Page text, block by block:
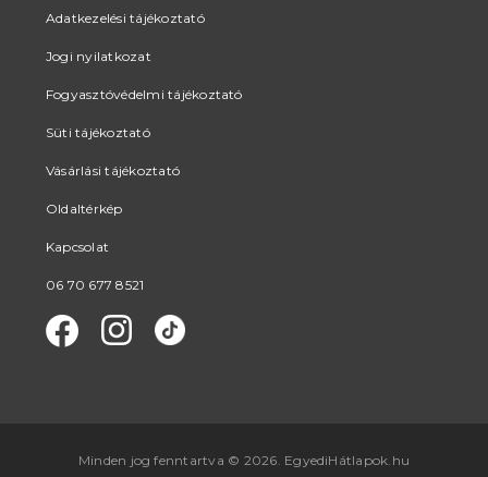
Adatkezelési tájékoztató
Jogi nyilatkozat
Fogyasztóvédelmi tájékoztató
Süti tájékoztató
Vásárlási tájékoztató
Oldaltérkép
Kapcsolat
06 70 677 8521
Minden jog fenntartva © 2026. EgyediHátlapok.hu